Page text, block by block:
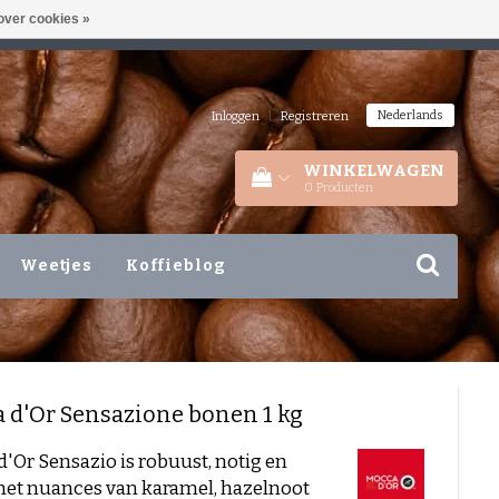
A/D IJSSEL!
Inloggen | Registreren Nederlands
WINKELWAGEN
0 Producten
Weetjes Koffieblog
d'Or Sensazione bonen 1 kg
Sensazio is robuust, notig en
nuances van karamel, hazelnoot
cookies »